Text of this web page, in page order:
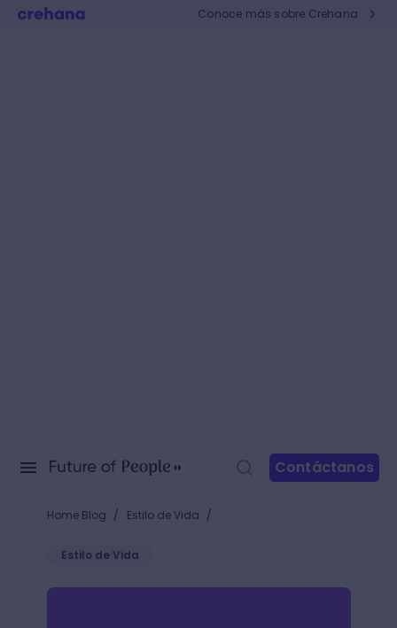
Conoce más sobre Crehana
Contáctanos
Home Blog / Estilo de Vida /
Estilo de Vida
5 técnicas de barismo que debes conocer para ser